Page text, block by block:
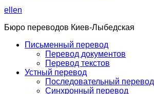
ellen
Бюро переводов Киев-Лыбедская
Письменный перевод
Перевод документов
Перевод текстов
Устный перевод
Последовательный перевод
Синхронный перевод